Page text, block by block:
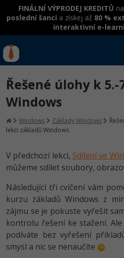
FINÁLNÍ VÝPRODEJ KREDITŮ
poslední šanci a získej až 80 %
interaktivní e-
IT kurzy
Rekvalifikace a kurzy
hrazené úřadem práce
Workshopy zdarma
Datová analýza v praxi
Školení
Základy programování
Objektové
Umělá inteligence
HTML5, CSS3,
C# .NET
Java
Kurzy IT profesí
Junior programátor
Programátor WWW
Senior programátor
Front-end developer
Vývojář mobilních
Specialista na AI a
Jak začít?
Java
C#.NET -80%
Python -80%
-80%
Kurzy e-commerce
Testování softwaru
Datová analýza
Digitální gramotnost
-30%
Přihlásit se| Registrovat
Řešené úlohy k
Windows
Windows Základy Windows
lekci základů Windows
V předchozí lekci, Sdílení ve
můžeme sdílet soubory,
Následující tři cvičení vám
kurzu základů Windows z
zájmu se je pokuste vyřešit
kontrolu řešení ke stažení.
podíváte bez vyřešení
smysl a nic se nenaučíte